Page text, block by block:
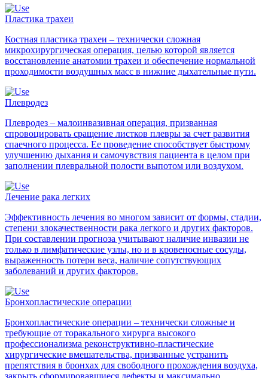
Пластика трахеи
Костная пластика трахеи – технически сложная
микрохирургическая операция, целью которой является
восстановление анатомии трахеи и обеспечение нормальной
проходимости воздушных масс в нижние дыхательные пути.
Плевродез
Плевродез – малоинвазивная операция, призванная
спровоцировать сращение листков плевры за счет развития
спаечного процесса. Ее проведение способствует быстрому
улучшению дыхания и самочувствия пациента в целом при
заполнении плевральной полости выпотом или воздухом.
Лечение рака легких
Эффективность лечения во многом зависит от формы, стадии,
степени злокачественности рака легкого и других факторов.
При составлении прогноза учитывают наличие инвазии не
только в лимфатические узлы, но и в кровеносные сосуды,
выраженность потери веса, наличие сопутствующих
заболеваний и других факторов.
Бронхопластические операции
Бронхопластические операции – технически сложные и
требующие от торакального хирурга высокого
профессионализма реконструктивно-пластические
хирургические вмешательства, призванные устранить
препятствия в бронхах для свободного прохождения воздуха,